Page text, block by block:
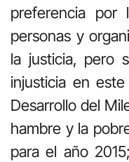
preferencia por
personas y
la justicia, pero
injusticia en
Desarrollo del
hambre y la
para el año